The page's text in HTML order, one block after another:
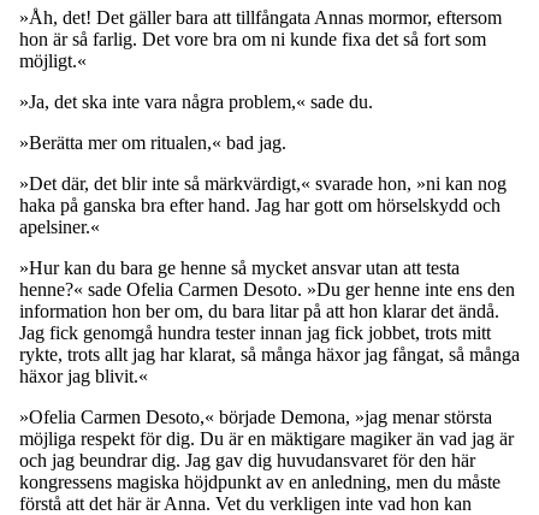
»Åh, det! Det gäller bara att tillfångata Annas mormor, eftersom
hon är så farlig. Det vore bra om ni kunde fixa det så fort som
möjligt.«
»Ja, det ska inte vara några problem,« sade du.
»Berätta mer om ritualen,« bad jag.
»Det där, det blir inte så märkvärdigt,« svarade hon, »ni kan nog
haka på ganska bra efter hand. Jag har gott om hörselskydd och
apelsiner.«
»Hur kan du bara ge henne så mycket ansvar utan att testa
henne?« sade Ofelia Carmen Desoto. »Du ger henne inte ens den
information hon ber om, du bara litar på att hon klarar det ändå.
Jag fick genomgå hundra tester innan jag fick jobbet, trots mitt
rykte, trots allt jag har klarat, så många häxor jag fångat, så många
häxor jag blivit.«
»Ofelia Carmen Desoto,« började Demona, »jag menar största
möjliga respekt för dig. Du är en mäktigare magiker än vad jag är
och jag beundrar dig. Jag gav dig huvudansvaret för den här
kongressens magiska höjdpunkt av en anledning, men du måste
förstå att det här är Anna. Vet du verkligen inte vad hon kan